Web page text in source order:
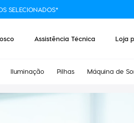
SELECIONADOS*
Assistência Técnica Loja
Iluminação Pilhas Máquina de